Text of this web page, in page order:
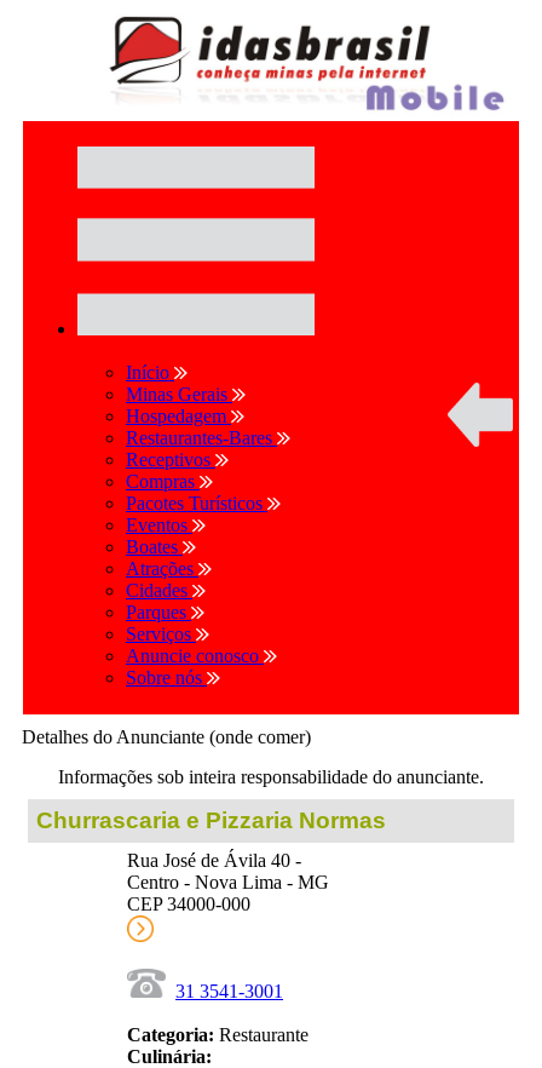
Início
Minas Gerais
Hospedagem
Restaurantes-Bares
Receptivos
Compras
Pacotes Turísticos
Eventos
Boates
Atrações
Cidades
Parques
Serviços
Anuncie conosco
Sobre nós
Detalhes do Anunciante (onde comer)
Informações sob inteira responsabilidade do anunciante.
Churrascaria e Pizzaria Normas
Rua José de Ávila 40 -
Centro - Nova Lima - MG
CEP 34000-000
31 3541-3001
Categoria: Restaurante
Culinária: